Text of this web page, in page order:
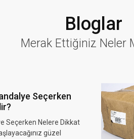
Bloglar
Merak Ettiğiniz Neler
Seçerken
Seçerken Nelere Dikkat
güzel